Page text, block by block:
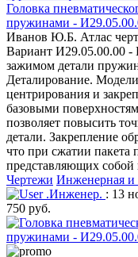
Головка
пружинами -
Иванов Ю.Б. Атлас
Вариант И29.05.00.00 -
зажимом детали
Деталирование.
центрирования и
базовыми
позволяет повысить
детали. Закрепление
что при сжатии пакета
представляющих собой
Чертежи Инженерная и
.Инженер. : 13
750 руб.